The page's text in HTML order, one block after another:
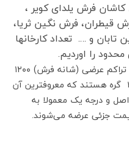
فرش یلدای کویر ،
قیطران، فرش نگین ثریا،
و …. تعداد کارخانها
را اوردیم.
فرش کاشان ۱۲۰۰ شانه واقعی دارای تراکم عرضی (شانه فرش) ۱۲۰۰
گره و تراکم طولی (تراکم فرش) ۳۶۰۰ گره هستند که معروفترین آن
هست. فرش ۱۲۰۰ شانه اصل و درجه یک معمولا به